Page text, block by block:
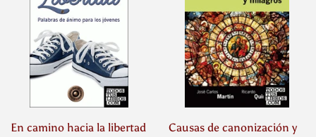
En camino hacia la libertad
Causas de canonización y